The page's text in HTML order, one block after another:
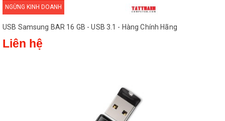
NGỪNG KINH DOANH
USB Samsung BAR 16 GB - USB 3.1 - Hàng Chính Hãng
Liên hệ